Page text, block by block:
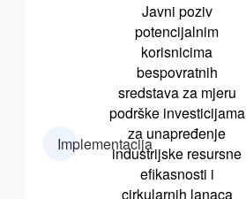
Implementacija
Javni poziv
potencijalnim
korisnicima
bespovratnih
sredstava za mjeru
podrške investicijama
za unapređenje
industrijske resursne
efikasnosti i
cirkularnih lanaca